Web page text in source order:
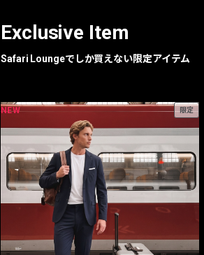
Exclusive Item
Safari Loungeでしか買えない限定アイテム
NEW 限定